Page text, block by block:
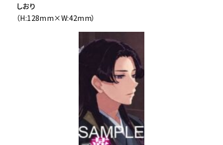
しおり
（H:128mm×W:42mm）